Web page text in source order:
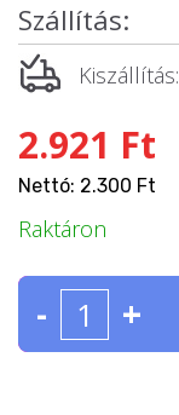
Szállítás:
Kiszállítás:
2.921 Ft
Nettó: 2.300 Ft
Raktáron
- +